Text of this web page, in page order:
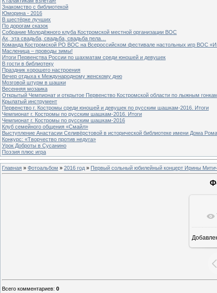
Знакомство с библиотекой
Юморина - 2016
В шестёрке лучших
По дорогам сказок
Собрание Молодёжного клуба Костромской местной организации ВОС
Ах, эта свадьба, свадьба, свадьба пела…
Команда Костромской РО ВОС на Всероссийском фестивале настольных игр ВОС
Масленица – проводы зимы!
Итоги Первенства России по шахматам среди юношей и девушек
В гости в библиотеку
Праздник хорошего настроения
Вечер отдыха к Международному женскому дню
Мозговой штурм в шашки
Весенняя мозаика
Открытый Чемпионат и открытое Первенство Костромской области по лыжным
Крылатый инструмент
Первенство г. Костромы среди юношей и девушек по русским шашкам-2016. Итоги
Чемпионат г. Костромы по русским шашкам-2016. Итоги
Чемпионат г. Костромы по русским шашкам-2016
Клуб семейного общения «Смайл»
Выступление Анастасии Селивёрстовой в исторической библиотеке имени Дома
Конкурс: «Творчество против недуга»
Урок Доброты в Сусанино
Поэзия плюс игра
Главная » Фотоальбом » 2016 год » Первый сольный юбилейный концерт Ирины
Всего комментариев: 0